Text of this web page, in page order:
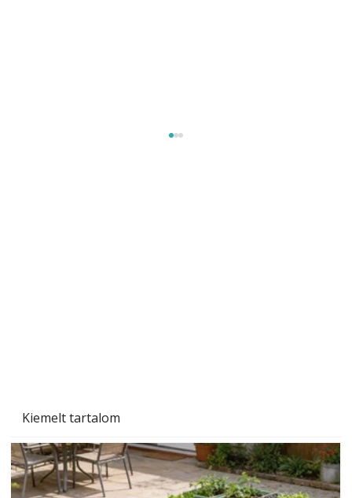
Kiemelt tartalom